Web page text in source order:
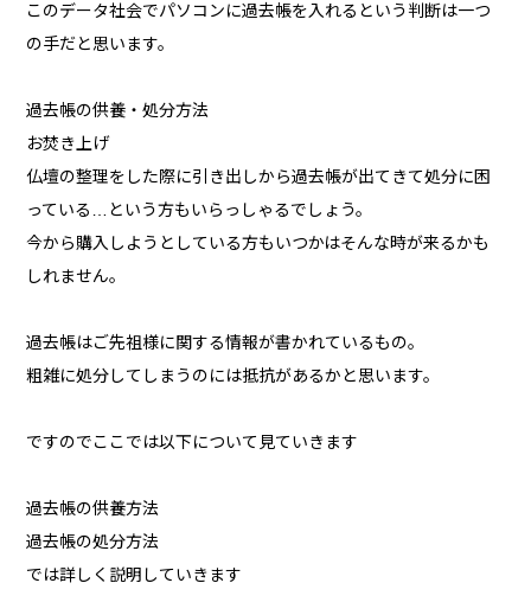
このデータ社会でパソコンに過去帳を入れるという判断は一つ
の手だと思います。
過去帳の供養・処分方法
お焚き上げ
仏壇の整理をした際に引き出しから過去帳が出てきて処分に困
っている…という方もいらっしゃるでしょう。
今から購入しようとしている方もいつかはそんな時が来るかも
しれません。
過去帳はご先祖様に関する情報が書かれているもの。
粗雑に処分してしまうのには抵抗があるかと思います。
ですのでここでは以下について見ていきます
過去帳の供養方法
過去帳の処分方法
では詳しく説明していきます